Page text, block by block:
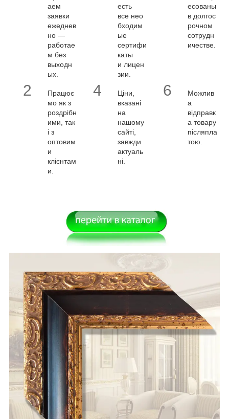
аем
заявки
ежеднев
но —
работае
м без
выходн
ых.
есть
все нео
бходим
ые
сертифи
каты
и лицен
зии.
есованы
в долгос
рочном
сотрудн
ичестве.
2
Працює
мо як з
роздрібн
ими, так
і з
оптовим
и
клієнтам
и.
4
Ціни,
вказані
на
нашому
сайті,
завжди
актуаль
ні.
6
Можлив
а
відправк
а товару
післяпла
тою.